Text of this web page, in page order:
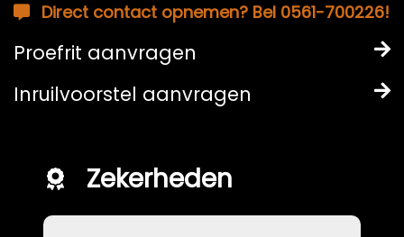
Direct contact opnemen? Bel 0561-700226!
Proefrit aanvragen
Inruilvoorstel aanvragen
Zekerheden